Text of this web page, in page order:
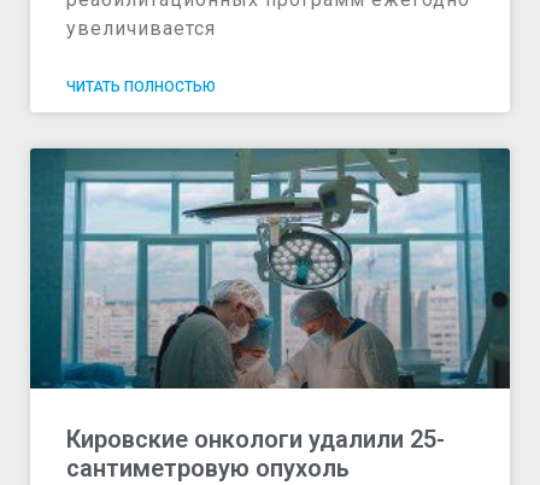
увеличивается
ЧИТАТЬ ПОЛНОСТЬЮ
Кировские онкологи удалили 25-
сантиметровую опухоль